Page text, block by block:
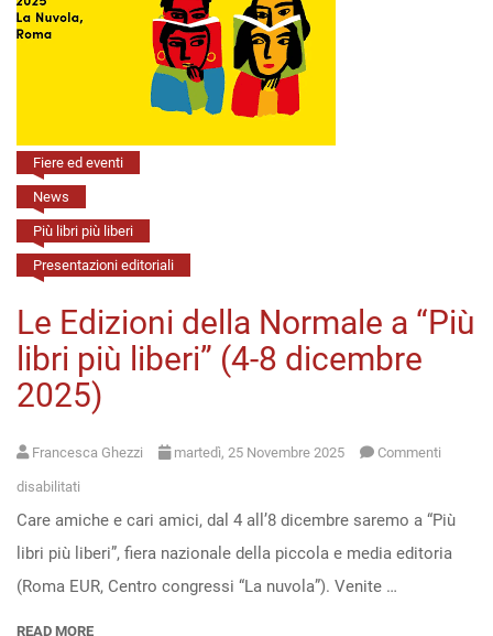
Italia
prospettive
(26
novembre
2025)
Fiere ed eventi
News
Più libri più liberi
Presentazioni editoriali
Le Edizioni della Normale a “Più
libri più liberi” (4-8 dicembre
2025)
Francesca Ghezzi martedì, 25 Novembre 2025 Commenti
disabilitati
Le
Edizioni
della
Care amiche e cari amici, dal 4 all’8 dicembre saremo a “Più
libri più liberi”, fiera nazionale della piccola e media editoria
(Roma EUR, Centro congressi “La nuvola”). Venite …
READ MORE